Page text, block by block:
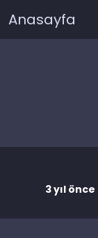
Anasayfa
3 yıl önce